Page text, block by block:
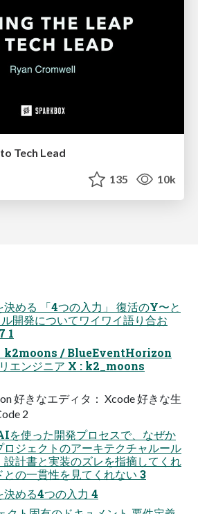
Tech Lead
135 10k
める 「4つの入力」 復活のY〜と
開発についてワイワイ語り合お
1
k2moons / BlueEventHorizon
エンジニア X : k2_moons
好きなエディタ： Xcode 好きな生
2
を使った開発プロセスで、なぜか
ロジェクトのアーキテクチャルール
設計書と実装のズレを指摘してくれ
との一貫性を見てくれない 3
める4つの入力 4